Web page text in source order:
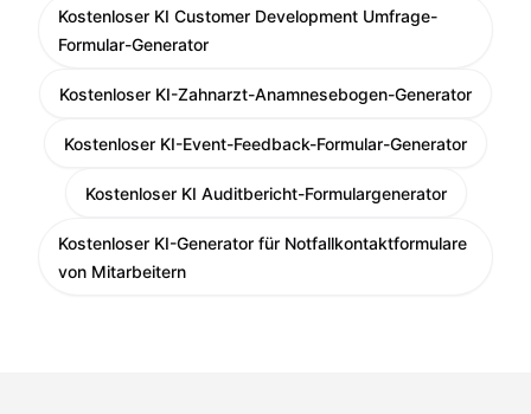
Kostenloser KI Customer Development Umfrage-
Formular-Generator
Kostenloser KI-Zahnarzt-Anamnesebogen-Generator
Kostenloser KI-Event-Feedback-Formular-Generator
Kostenloser KI Auditbericht-Formulargenerator
Kostenloser KI-Generator für Notfallkontaktformulare
von Mitarbeitern